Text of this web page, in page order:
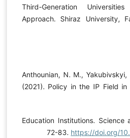
Third-Generation
Approach. Shiraz University,
Anthounian, N. M.,
(2021). Policy in the IP Field in
Education Institutions. Science
72-83. https://doi.org/